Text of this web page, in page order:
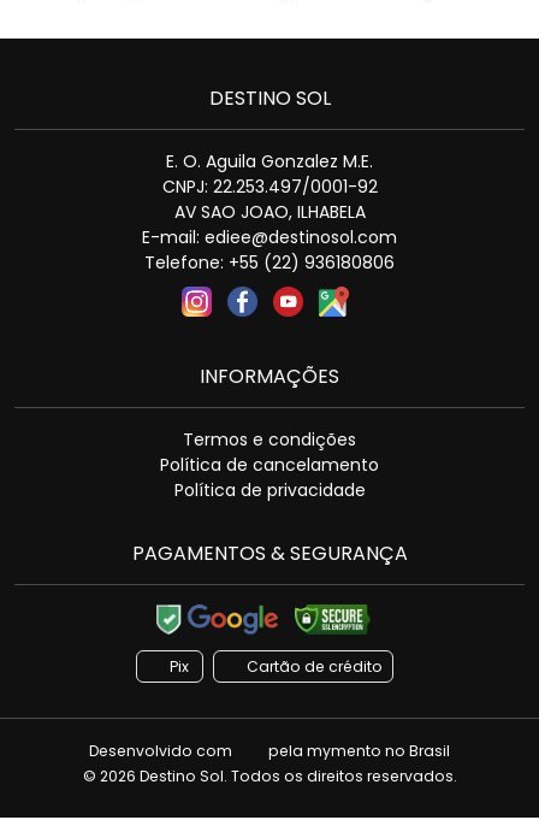
DESTINO SOL
E. O. Aguila Gonzalez M.E.
CNPJ: 22.253.497/0001-92
AV SAO JOAO, ILHABELA
E-mail: ediee@destinosol.com
Telefone: +55 (22) 936180806
INFORMAÇÕES
Termos e condições
Política de cancelamento
Política de privacidade
PAGAMENTOS & SEGURANÇA
Pix Cartão de crédito
Desenvolvido com pela mymento no Brasil
© 2026 Destino Sol. Todos os direitos reservados.